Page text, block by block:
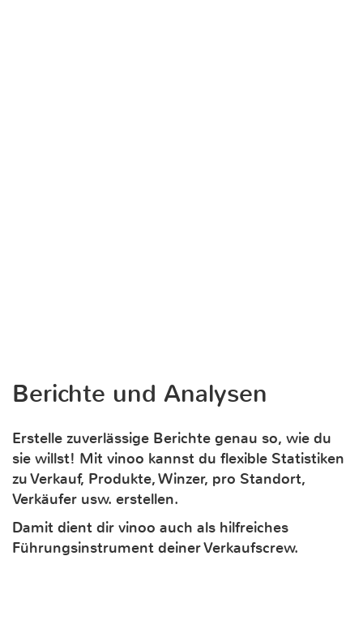
Berichte und Analysen
Erstelle zuverlässige Berichte genau so, wie du
sie willst! Mit vinoo kannst du flexible Statistiken
zu Verkauf, Produkte, Winzer, pro Standort,
Verkäufer usw. erstellen.
Damit dient dir vinoo auch als hilfreiches
Führungsinstrument deiner Verkaufscrew.